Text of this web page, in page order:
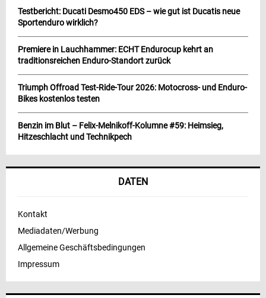
Testbericht: Ducati Desmo450 EDS – wie gut ist Ducatis neue
Sportenduro wirklich?
Premiere in Lauchhammer: ECHT Endurocup kehrt an
traditionsreichen Enduro-Standort zurück
Triumph Offroad Test-Ride-Tour 2026: Motocross- und Enduro-
Bikes kostenlos testen
Benzin im Blut – Felix-Melnikoff-Kolumne #59: Heimsieg,
Hitzeschlacht und Technikpech
DATEN
Kontakt
Mediadaten/Werbung
Allgemeine Geschäftsbedingungen
Impressum